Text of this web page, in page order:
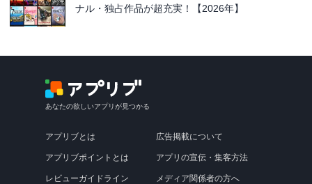
ナル・独占作品が超充実！【2026年】
あなたの欲しいアプリが見つかる
アプリブとは
アプリブポイントとは
レビューガイドライン
広告掲載について
アプリの宣伝・集客方法
メディア関係者の方へ